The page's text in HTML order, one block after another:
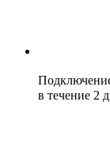
в течение 2